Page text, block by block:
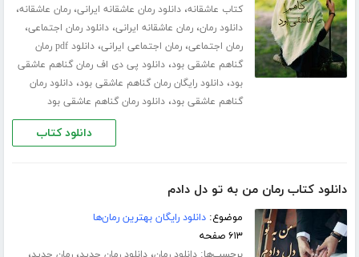
کتاب عاشقانه،دانلود رمان عاشقانه ایرانی،رمان عاشقانه،
دانلود رمان،رمان عاشقانه ایرانی،دانلود رمان اجتماعی،
رمان اجتماعی،رمان اجتماعی ایرانی،
دانلود pdf رمان
گناهم عاشقی بود،دانلود پی دی اف رمان گناهم عاشقی
بود،دانلود رایگان رمان گناهم عاشقی بود،دانلود رمان
گناهم عاشقی بود،دانلود رمان گناهم عاشقی بود
دانلود کتاب
دانلود کتاب رمان من به تو دل دادم
موضوع:دانلود رایگان بهترین رمان‌ها
۶۱۳ صفحه